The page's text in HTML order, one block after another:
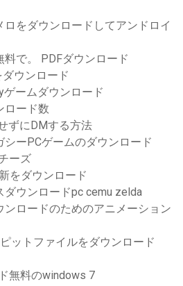
をダウンロードしてアンドロイ
で。 PDFダウンロード
ウンロード
ームダウンロード
ロード数
ずにDMする方法
ーPCゲームのダウンロード
ーズ
をダウンロード
ダウンロードpc cemu zelda
ロードのためのアニメーション
ットファイルをダウンロード
無料のwindows 7